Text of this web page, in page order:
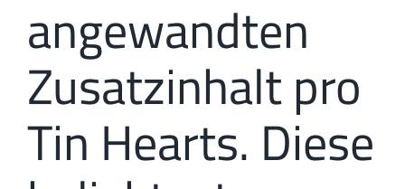
angewandten
Zusatzinhalt pro
Tin Hearts. Diese